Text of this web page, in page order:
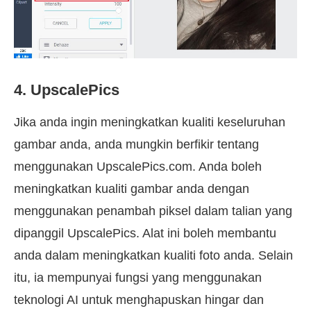
4. UpscalePics
Jika anda ingin meningkatkan kualiti keseluruhan
gambar anda, anda mungkin berfikir tentang
menggunakan UpscalePics.com. Anda boleh
meningkatkan kualiti gambar anda dengan
menggunakan penambah piksel dalam talian yang
dipanggil UpscalePics. Alat ini boleh membantu
anda dalam meningkatkan kualiti foto anda. Selain
itu, ia mempunyai fungsi yang menggunakan
teknologi AI untuk menghapuskan hingar dan